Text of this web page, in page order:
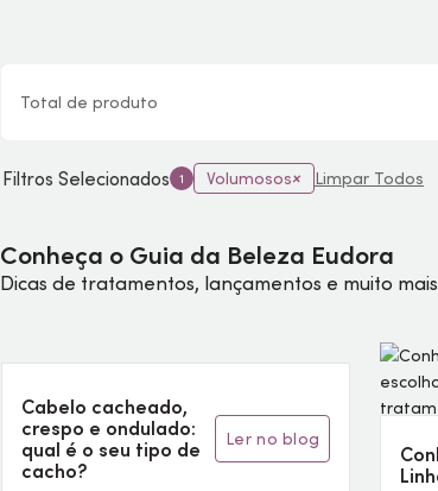
Total deproduto
Filtros Selecionados 1 Volumosos Limpar Todos
Conheça o Guia da Beleza Eudora
Dicas de tratamentos, lançamentos e muito
Cabelo cacheado,
crespo e ondulado:
qual é o seu tipo de
cacho?
ler no blog